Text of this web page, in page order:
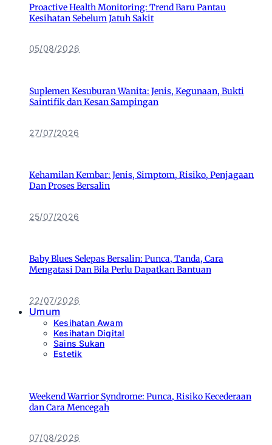
Proactive Health Monitoring: Trend Baru Pantau
Kesihatan Sebelum Jatuh Sakit
05/08/2026
Suplemen Kesuburan Wanita: Jenis, Kegunaan, Bukti
Saintifik dan Kesan Sampingan
27/07/2026
Kehamilan Kembar: Jenis, Simptom, Risiko, Penjagaan
Dan Proses Bersalin
25/07/2026
Baby Blues Selepas Bersalin: Punca, Tanda, Cara
Mengatasi Dan Bila Perlu Dapatkan Bantuan
22/07/2026
Umum
Kesihatan Awam
Kesihatan Digital
Sains Sukan
Estetik
Weekend Warrior Syndrome: Punca, Risiko Kecederaan
dan Cara Mencegah
07/08/2026